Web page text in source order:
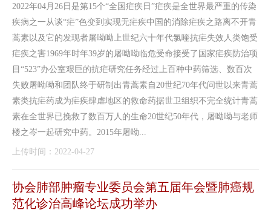
2022年04月26日是第15个“全国疟疾日”疟疾是全世界最严重的传染
疾病之一从谈“疟”色变到实现无疟疾中国的消除疟疾之路离不开青
蒿素以及它的发现者屠呦呦上世纪六十年代氯喹抗疟失效人类饱受
疟疾之害1969年时年39岁的屠呦呦临危受命接受了国家疟疾防治项
目“523”办公室艰巨的抗疟研究任务经过上百种中药筛选、数百次
失败屠呦呦和团队终于研制出青蒿素自20世纪70年代问世以来青蒿
素类抗疟药成为疟疾肆虐地区的救命药据世卫组织不完全统计青蒿
素在全世界已挽救了数百万人的生命20世纪50年代，屠呦呦与老师
楼之岑一起研究中药。2015年屠呦...
上传时间：2022-04-27
协会肺部肿瘤专业委员会第五届年会暨肺癌规
范化诊治高峰论坛成功举办